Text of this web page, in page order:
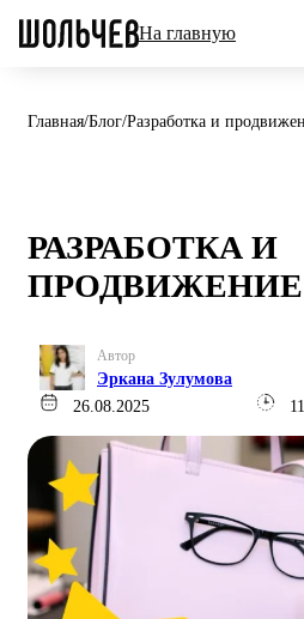
На главную
Главная/Блог/Разработка и
РАЗРАБОТКА И
ПРОДВИЖЕНИЕ
Автор
Эркана Зулумова
26.08.2025